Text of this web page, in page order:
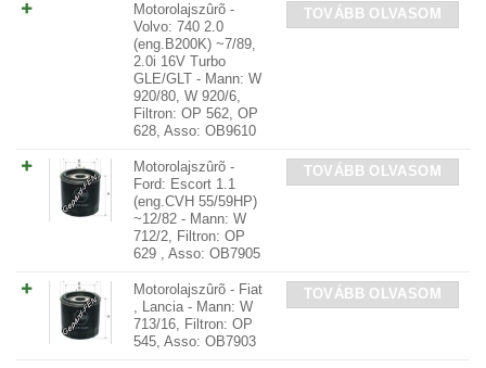
Motorolajszûrõ -
Volvo: 740 2.0
(eng.B200K) ~7/89,
2.0i 16V Turbo
GLE/GLT - Mann: W
920/80, W 920/6,
Filtron: OP 562, OP
628, Asso: OB9610
TOVÁBB OLVASOM
Motorolajszûrõ -
Ford: Escort 1.1
(eng.CVH 55/59HP)
~12/82 - Mann: W
712/2, Filtron: OP
629 , Asso: OB7905
TOVÁBB OLVASOM
Motorolajszûrõ - Fiat
, Lancia - Mann: W
713/16, Filtron: OP
545, Asso: OB7903
TOVÁBB OLVASOM